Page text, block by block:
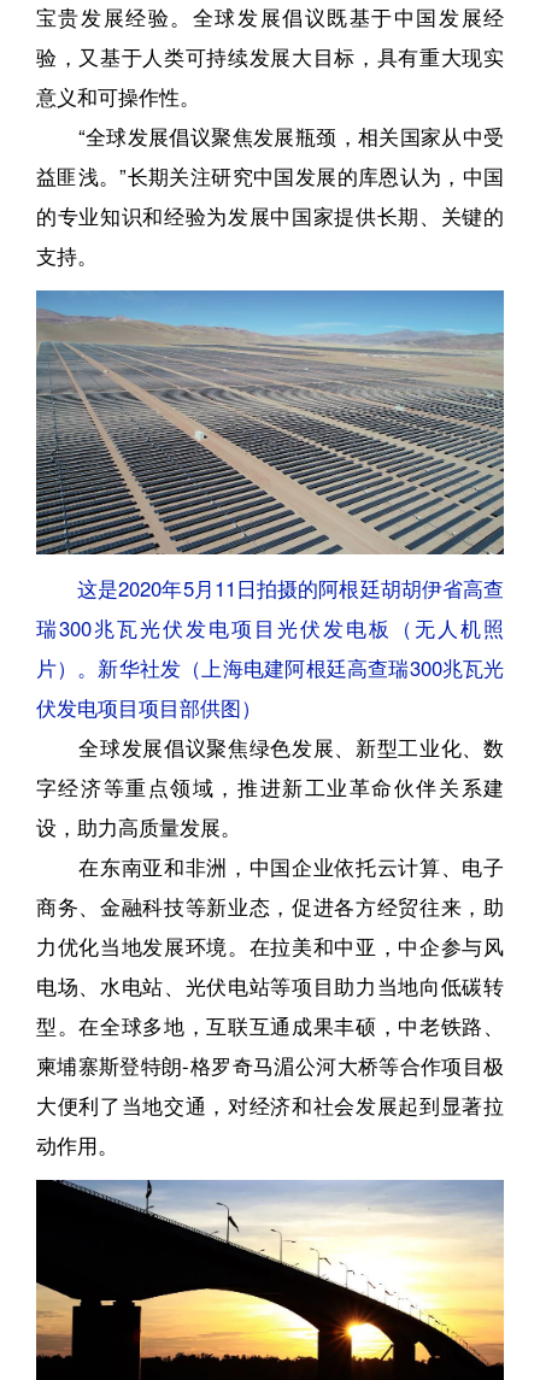
宝贵发展经验。全球发展倡议既基于中国发展经
验，又基于人类可持续发展大目标，具有重大现实
意义和可操作性。
“全球发展倡议聚焦发展瓶颈，相关国家从中受
益匪浅。”长期关注研究中国发展的库恩认为，中国
的专业知识和经验为发展中国家提供长期、关键的
支持。
这是2020年5月11日拍摄的阿根廷胡胡伊省高查
瑞300兆瓦光伏发电项目光伏发电板（无人机照
片）。新华社发（上海电建阿根廷高查瑞300兆瓦光
伏发电项目项目部供图）
全球发展倡议聚焦绿色发展、新型工业化、数
字经济等重点领域，推进新工业革命伙伴关系建
设，助力高质量发展。
在东南亚和非洲，中国企业依托云计算、电子
商务、金融科技等新业态，促进各方经贸往来，助
力优化当地发展环境。在拉美和中亚，中企参与风
电场、水电站、光伏电站等项目助力当地向低碳转
型。在全球多地，互联互通成果丰硕，中老铁路、
柬埔寨斯登特朗-格罗奇马湄公河大桥等合作项目极
大便利了当地交通，对经济和社会发展起到显著拉
动作用。